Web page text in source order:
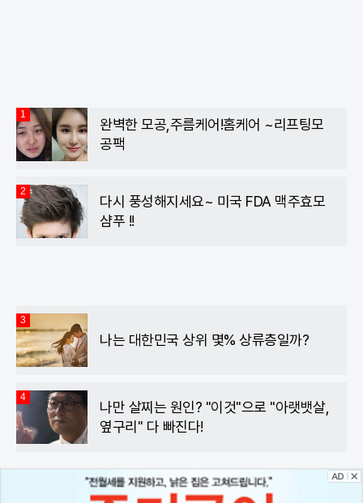
1
완벽한 모공,주름케어!홈케어 ~리프팅모
공팩
2
다시 풍성해지세요~ 미국 FDA 맥주효모
샴푸 !!
3
나는 대한민국 상위 몇% 상류층일까?
4
나만 살찌는 원인? "이것"으로 "아랫뱃살,
옆구리" 다 빠진다!